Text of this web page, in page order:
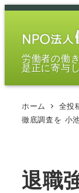
メ
労働者の働
是正に寄与
ホーム 全投
徹底調査を 小
退職